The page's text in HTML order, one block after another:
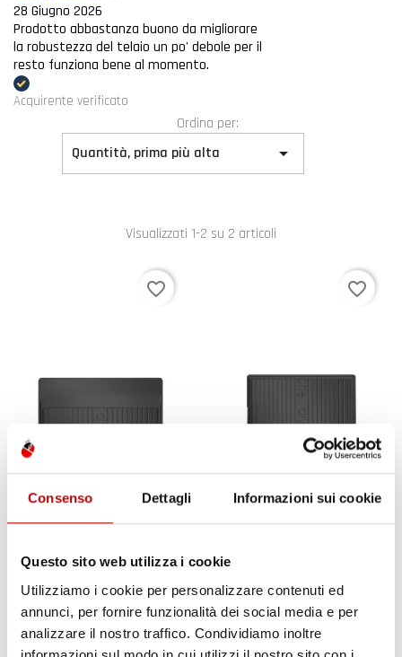
Consenso Dettagli Informazioni sui cookie
Questo sito web utilizza i cookie
Utilizziamo i cookie per personalizzare contenuti ed
annunci, per fornire funzionalità dei social media e per
analizzare il nostro traffico. Condividiamo inoltre
28 Giugno 2026
Prodotto abbastanza buono da migliorare
la robustezza del telaio un po' debole per il
resto funziona bene al momento.
Acquirente verificato
Ordina per:
Quantità, prima più alta

Visualizzati 1-2 su 2 articoli
VASCA BAULE
COMPATIBILE CON BMW
SERIE 2 ACTIVE TOURER
favorite_border
VASCA BAULE
COMPATIBILE CON BMW
SERIE 2 GRAND TOURER
favorite_border